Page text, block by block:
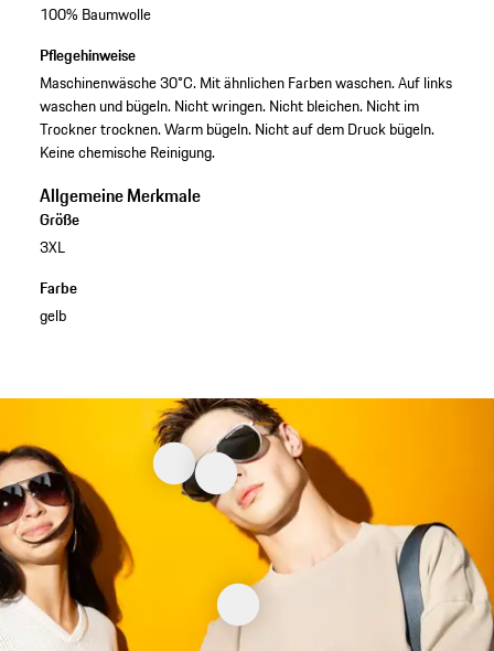
100% Baumwolle
Pflegehinweise
Maschinenwäsche 30°C. Mit ähnlichen Farben waschen. Auf links
waschen und bügeln. Nicht wringen. Nicht bleichen. Nicht im
Trockner trocknen. Warm bügeln. Nicht auf dem Druck bügeln.
Keine chemische Reinigung.
Allgemeine Merkmale
Größe
3XL
Farbe
gelb